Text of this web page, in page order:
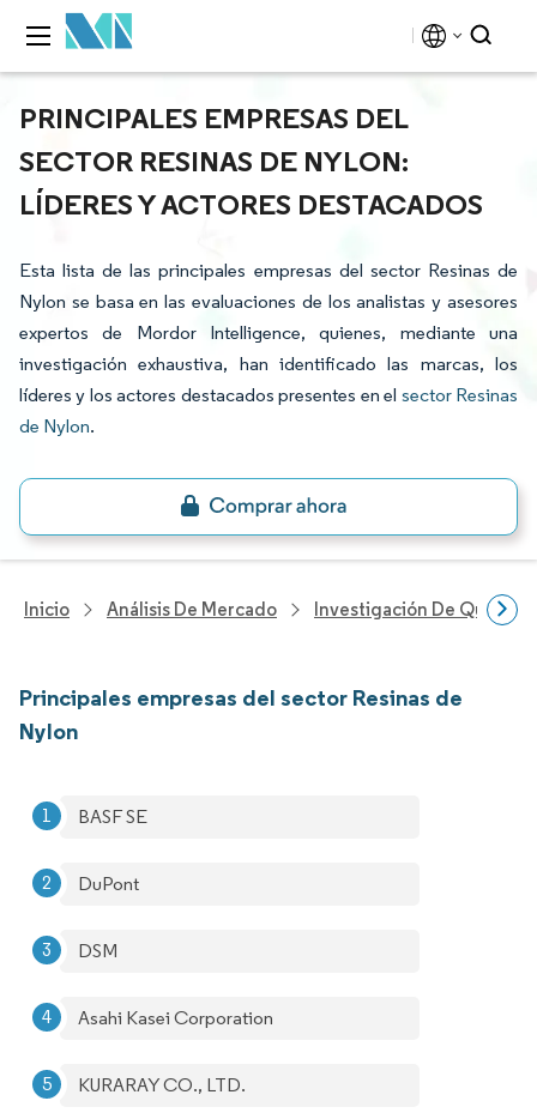
PRINCIPALES EMPRESAS DEL
SECTOR RESINAS DE NYLON:
LÍDERES Y ACTORES DESTACADOS
Esta lista de las principales empresas del sector Resinas de
Nylon se basa en las evaluaciones de los analistas y asesores
expertos de Mordor Intelligence, quienes, mediante una
investigación exhaustiva, han identificado las marcas, los
líderes y los actores destacados presentes en el sector Resinas
de Nylon.
Inicio Análisis De Mercado Investigación De
Principales empresas del sector Resinas de
Nylon
BASF SE
DuPont
DSM
Asahi Kasei Corporation
KURARAY CO., LTD.